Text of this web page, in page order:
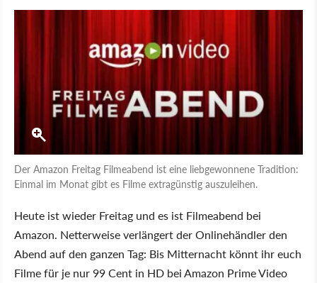
Der Amazon Freitag Filmeabend ist eine liebgewonnene Tradition:
Einmal im Monat gibt es Filme extragünstig auszuleihen.
Heute ist wieder Freitag und es ist Filmeabend bei
Amazon. Netterweise verlängert der Onlinehändler den
Abend auf den ganzen Tag: Bis Mitternacht könnt ihr euch
Filme für je nur 99 Cent in HD bei Amazon Prime Video